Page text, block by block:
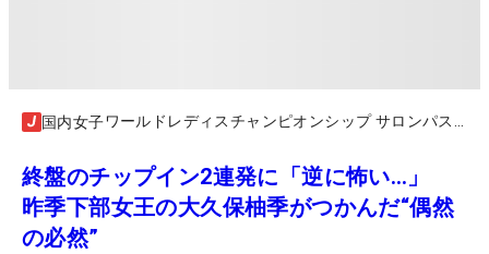
国内女子
終盤のチップイン2連発に「逆に怖い…」
昨季下部女王の大久保柚季がつかんだ“偶然
の必然”